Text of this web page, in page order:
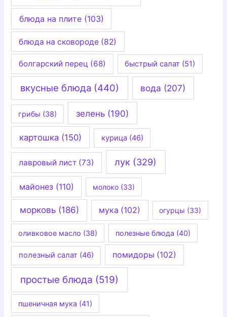
блюда на плите(103)
блюда на сковороде (82)
болгарский перец (68) быстрый салат (51)
вкусные блюда (440) вода (207)
грибы (38) зелень (190)
картошка (150) курица (46)
лавровый лист (73) лук (329)
майонез(110) молоко (33)
морковь(186) мука (102) огурцы (33)
оливковое масло (38) полезные блюда (40)
полезный салат(46) помидоры (102)
простые блюда (519)
пшеничная мука (41)